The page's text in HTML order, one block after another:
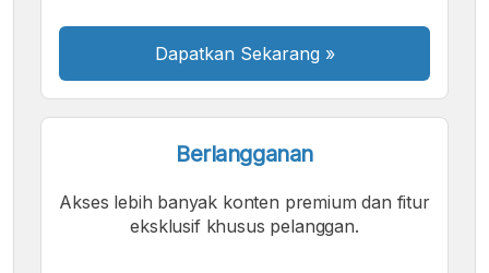
Dapatkan Sekarang »
Berlangganan
Akses lebih banyak konten premium dan fitur
eksklusif khusus pelanggan.